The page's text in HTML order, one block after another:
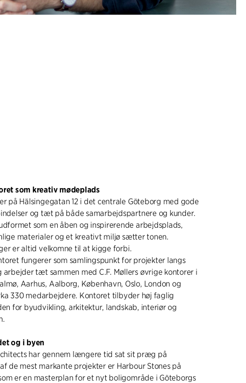
som kreativ mødeplads
på Hälsingegatan 12 i det centrale Göteborg med gode
og tæt på både samarbejdspartnere og kunder.
som en åben og inspirerende arbejdsplads,
materialer og et kreativt miljø sætter tonen.
er altid velkomne til at kigge forbi.
fungerer som samlingspunkt for projekter langs
arbejder tæt sammen med C.F. Møllers øvrige kontorer i
Aarhus, Aalborg, København, Oslo, London og
330 medarbejdere. Kontoret tilbyder høj faglig
for byudvikling, arkitektur, landskab, interiør og
og i byen
har gennem længere tid sat sit præg på
de mest markante projekter er Harbour Stones på
er en masterplan for et nyt boligområde i Göteborgs